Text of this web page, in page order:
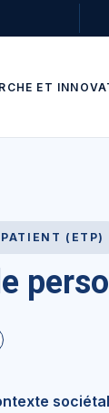
ET
(ETP)